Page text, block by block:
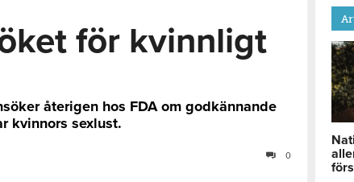
för kvinnligt
återigen hos FDA om godkännande
kvinnors sexlust.
0